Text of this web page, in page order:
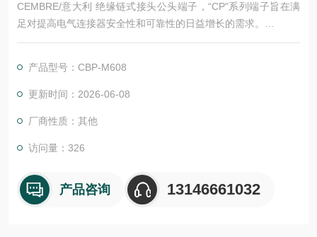
CEMBRE/意大利 绝缘链式接头公头端子，“CP"系列端子旨在满
足对提高电气连接器安全性和可靠性的日益增长的需求。
研发的宗旨是为与生产设备一起使用，以提供快速可靠的压接接
(UL 94)。
产品型号：CBP-M608
更新时间：2026-06-08
厂商性质：其他
访问量：326
产品咨询 13146661032